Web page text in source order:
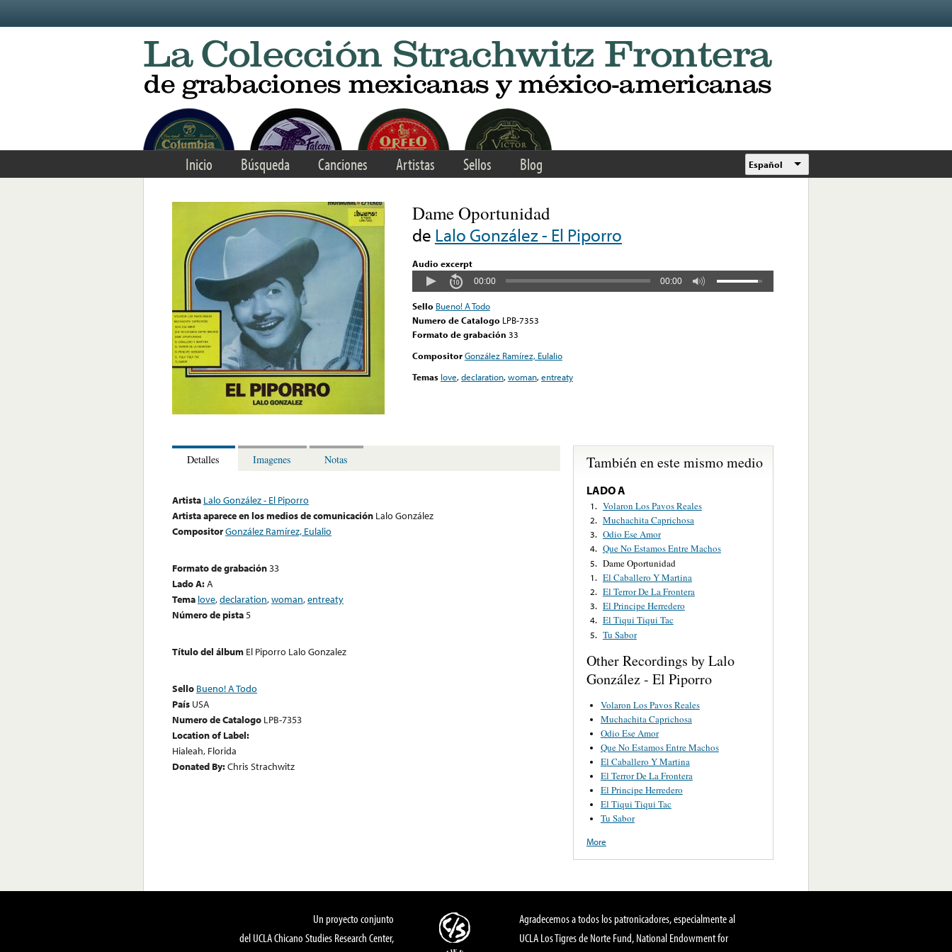
Inicio Búsqueda Canciones Artistas Sellos Blog Español
Dame Oportunidad
de Lalo González - El Piporro
Audio excerpt
00:00 00:00
Sello Bueno! A Todo
Numero de Catalogo LPB-7353
Formato de grabación 33
CompositorGonzález Ramírez, Eulalio
Temas love,declaration,woman,entreaty
Detalles Imagenes Notas
Artista Lalo González - El Piporro
Artista aparece en los medios de comunicación Lalo González
CompositorGonzález Ramírez, Eulalio
Formato de grabación33
Lado A:A
Tema love,declaration,woman,entreaty
Número de pista5
Título del álbum El Piporro Lalo Gonzalez
Sello Bueno! A Todo
País USA
Numero de Catalogo LPB-7353
Location of Label:
Hialeah, Florida
Donated By:Chris Strachwitz
También en este mismo medio
LADO A
1. Volaron Los Pavos Reales
2. Muchachita Caprichosa
3. Odio Ese Amor
4. Que No Estamos Entre Machos
5. Dame Oportunidad
1. El Caballero Y Martina
2. El Terror De La Frontera
3. El Principe Herredero
4. El Tiqui Tiqui Tac
5. Tu Sabor
Other Recordings by Lalo
González - El Piporro
Volaron Los Pavos Reales
Muchachita Caprichosa
Odio Ese Amor
Que No Estamos Entre Machos
El Caballero Y Martina
El Terror De La Frontera
El Principe Herredero
El Tiqui Tiqui Tac
Tu Sabor
More
Un proyecto conjunto
del UCLA Chicano Studies Research Center,
Agradecemos a todos los patronicadores, especialmente al
UCLA Los Tigres de Norte Fund, National Endowment for